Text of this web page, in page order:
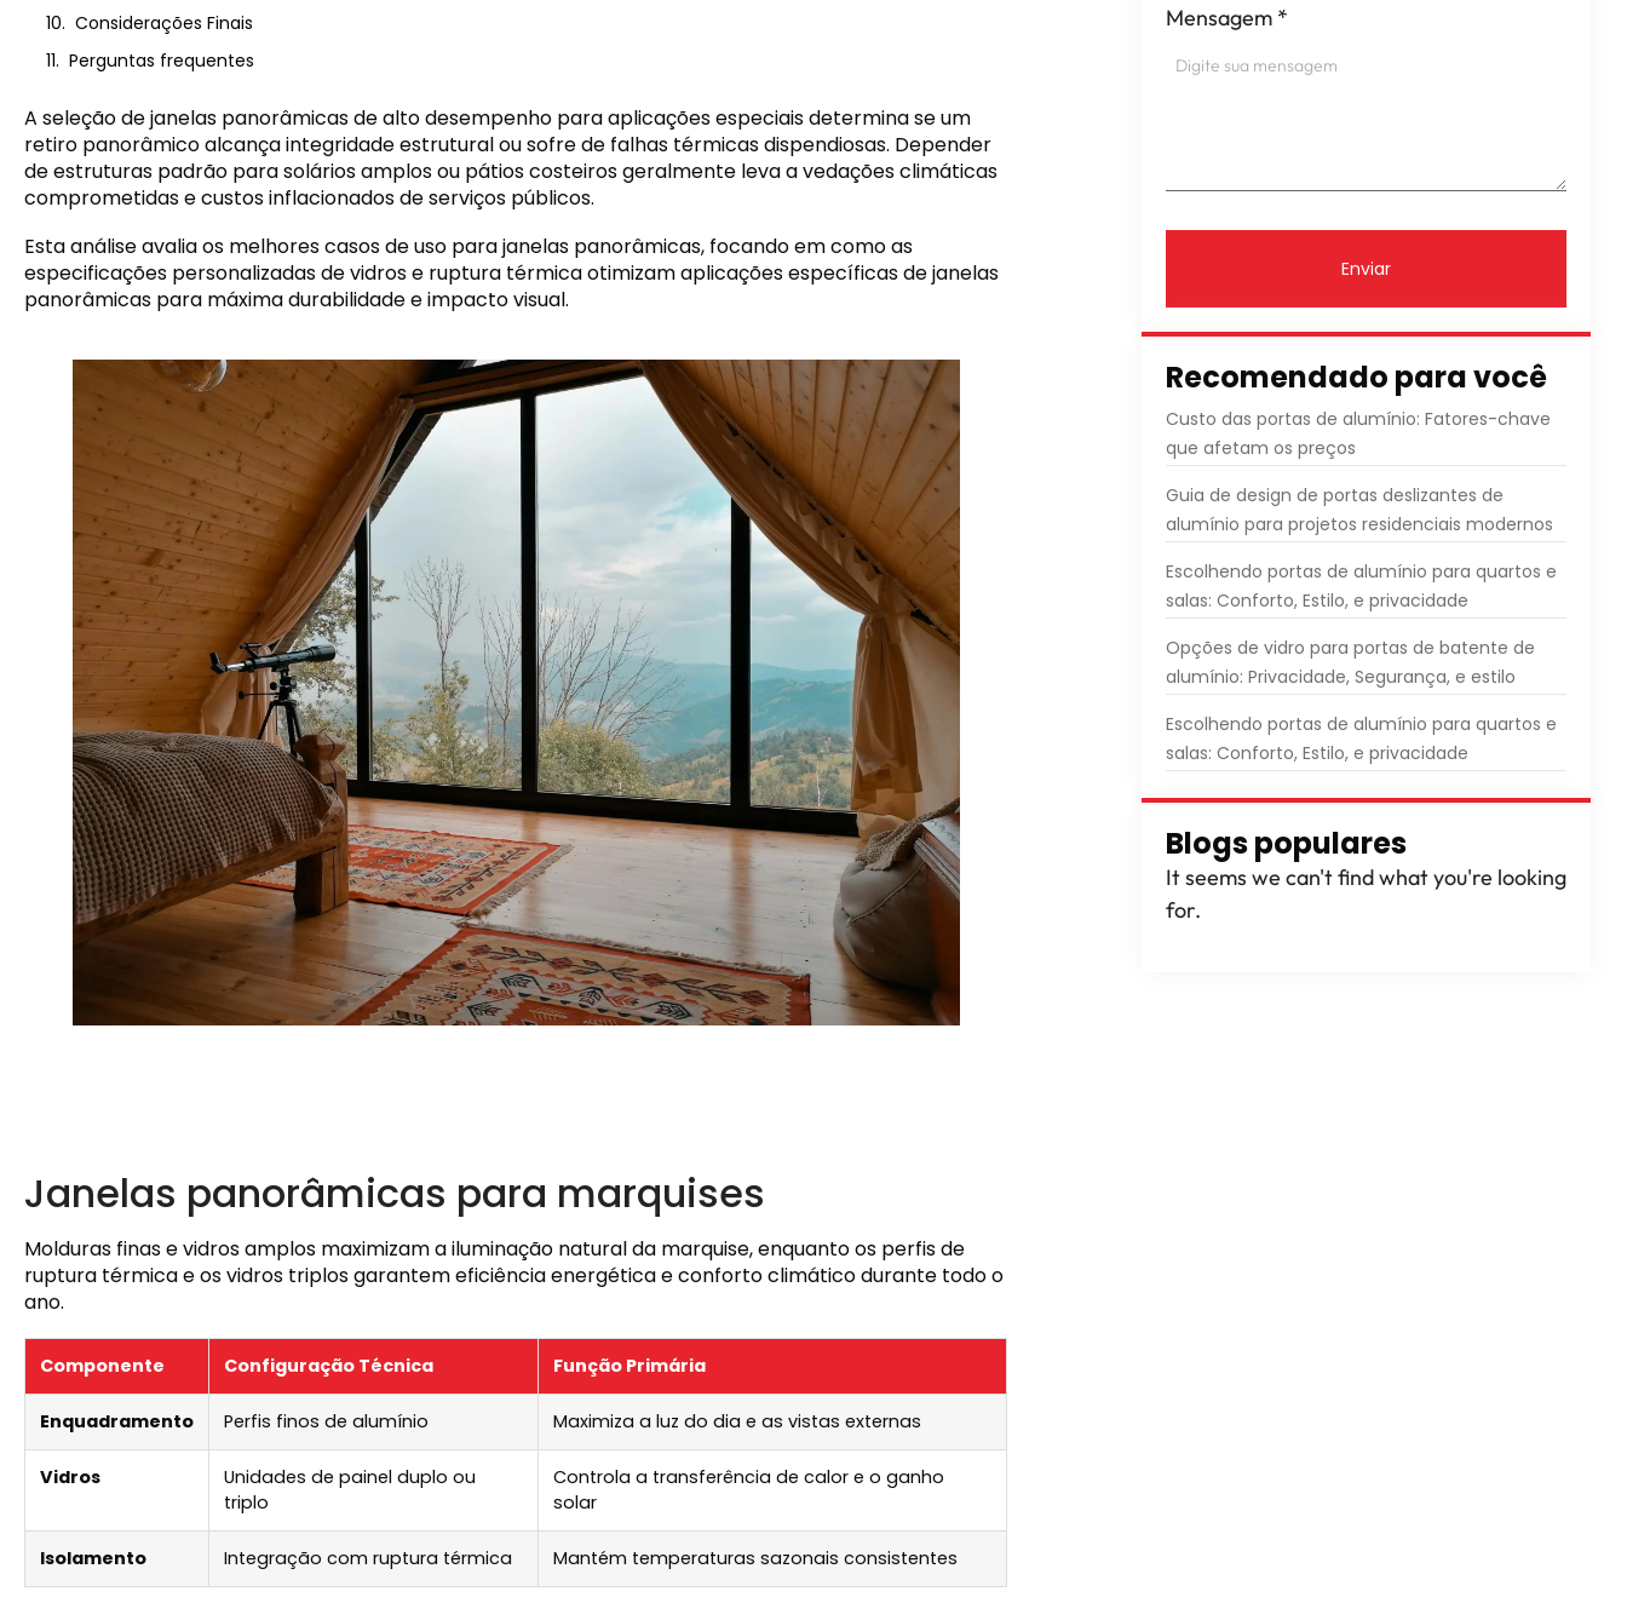
Considerações Finais
Perguntas frequentes
A seleção de janelas panorâmicas de alto desempenho para aplicações especiais determina se um
retiro panorâmico alcança integridade estrutural ou sofre de falhas térmicas dispendiosas. Depender
de estruturas padrão para solários amplos ou pátios costeiros geralmente leva a vedações climáticas
comprometidas e custos inflacionados de serviços públicos.
Esta análise avalia os melhores casos de uso para janelas panorâmicas, focando em como as
especificações personalizadas de vidros e ruptura térmica otimizam aplicações específicas de janelas
panorâmicas para máxima durabilidade e impacto visual.
Janelas panorâmicas para marquises
Molduras finas e vidros amplos maximizam a iluminação natural da marquise, enquanto os perfis de
ruptura térmica e os vidros triplos garantem eficiência energética e conforto climático durante todo o
ano.
Componente Configuração Técnica Função Primária
Enquadramento Perfis finos de alumínio Maximiza a luz do dia e as vistas externas
Vidros
Unidades de painel duplo ou
triplo
Controla a transferência de calor e o ganho
solar
Isolamento Integração com ruptura térmica Mantém temperaturas sazonais consistentes
Mensagem *
Enviar
Recomendado para você
Custo das portas de alumínio: Fatores-chave
que afetam os preços
Guia de design de portas deslizantes de
alumínio para projetos residenciais modernos
Escolhendo portas de alumínio para quartos e
salas: Conforto, Estilo, e privacidade
Opções de vidro para portas de batente de
alumínio: Privacidade, Segurança, e estilo
Escolhendo portas de alumínio para quartos e
salas: Conforto, Estilo, e privacidade
Blogs populares
It seems we can't find what you're looking
for.